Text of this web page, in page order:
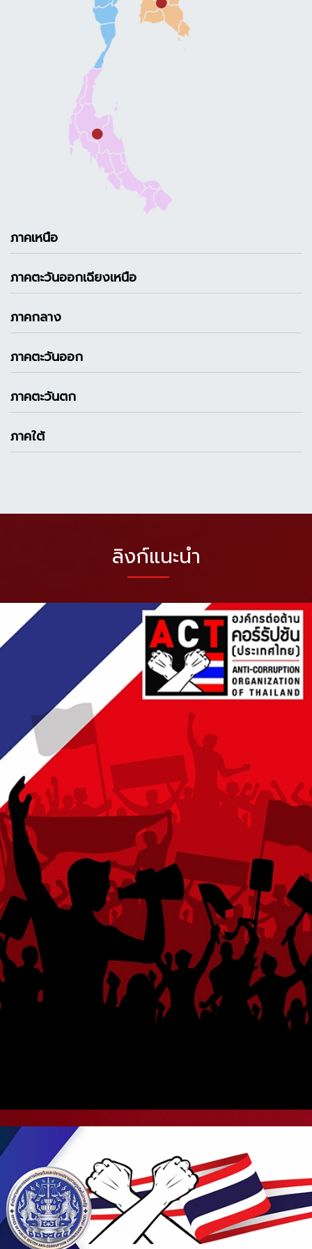
ภาคเหนือ
ภาคตะวันออกเฉียงเหนือ
ภาคกลาง
ภาคตะวันออก
ภาคตะวันตก
ภาคใต้
ลิงก์แนะนำ